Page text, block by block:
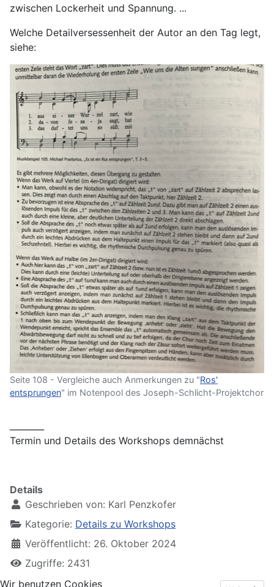
zwischen Lockerheit und Spannung. ...
Welche Detailversessenheit der Autor an den Tag legt,
siehe:
Seite 108 - Vergleiche auch Anmerkungen zu "Ros'
entsprungen" im Notenpool des Joseph-Schlicht-Projektchor
Termin und Details des Workshops demnächst
Details
Geschrieben von: Karl Penzkofer
Kategorie: Details zu Workshops
Veröffentlicht: 26. Oktober 2024
Zugriffe: 2431
Wir benutzen Cookies